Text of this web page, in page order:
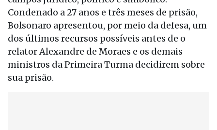
Condenado a 27 anos e três meses de prisão,
Bolsonaro apresentou, por meio da defesa, um
dos últimos recursos possíveis antes de o
relator Alexandre de Moraes e os demais
ministros da Primeira Turma decidirem sobre
sua prisão.